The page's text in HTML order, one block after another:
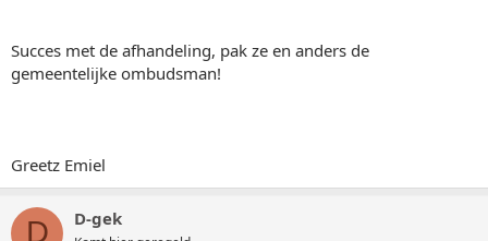
Succes met de afhandeling, pak ze en anders de
gemeentelijke ombudsman!
Greetz Emiel
D D-gek